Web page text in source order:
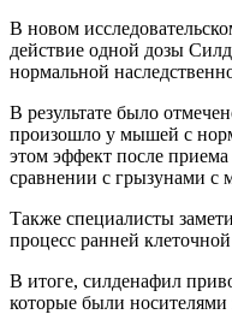
В новом
действие одной дозы
нормальной
В результате было
произошло у мышей с
этом эффект после
сравнении с грызунами с
Также специалисты
процесс ранней
В итоге, силденафил
которые были носителями